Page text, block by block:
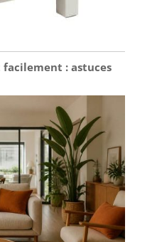
facilement : astuces